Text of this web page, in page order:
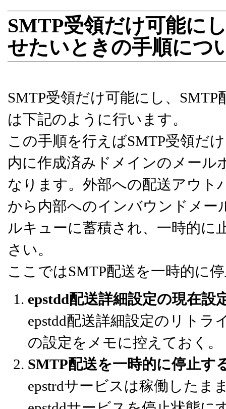
SMTP受領だけ可能に
せたいときの手順につ
SMTP受領だけ可能にし、
は下記のように行います。
この手順を行えばSMTP受領だ
内に作成済みドメインのメール
なります。外部への配送アウト
から内部へのインバウンドメー
ルキューに蓄積され、一時的
さい。
ここではSMTP配送を一時的に
epstdd配送詳細設定の現在設
epstdd配送詳細設定のリトラ
の設定をメモに控えておく。
SMTP配送を一時的に停止す
epstrdサービスは稼働したま